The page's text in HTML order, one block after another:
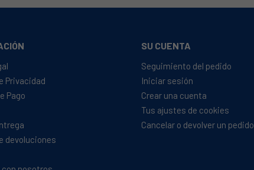
Privacidad
Pago
devoluciones
SU CUENTA
Seguimiento del pedido
Iniciar sesión
Crear una cuenta
Tus ajustes de cookies
Cancelar o devolver un pedido